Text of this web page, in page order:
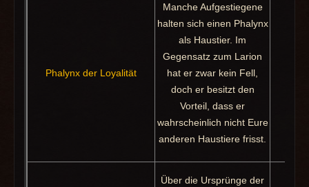
Phalynx der Loyalität
Manche Aufgestiegene
halten sich einen Phalynx
als Haustier. Im
Gegensatz zum Larion
hat er zwar kein Fell,
doch er besitzt den
Vorteil, dass er
wahrscheinlich nicht Eure
anderen Haustiere frisst.
Über die Ursprünge der